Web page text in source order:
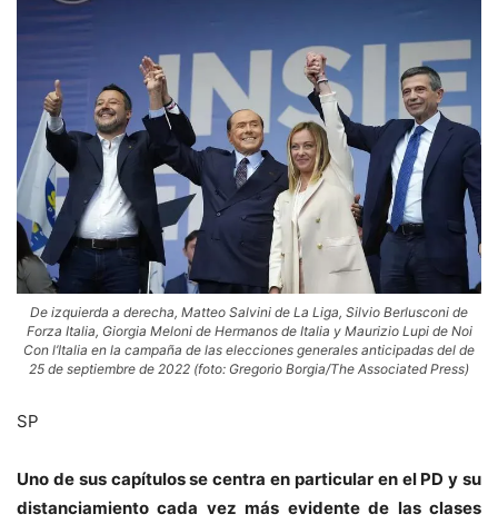
De izquierda a derecha, Matteo Salvini de La Liga, Silvio Berlusconi de
Forza Italia, Giorgia Meloni de Hermanos de Italia y Maurizio Lupi de Noi
Con l’Italia en la campaña de las elecciones generales anticipadas del de
25 de septiembre de 2022 (foto: Gregorio Borgia/The Associated Press)
SP
Uno de sus capítulos se centra en particular en el PD y su
distanciamiento cada vez más evidente de las clases